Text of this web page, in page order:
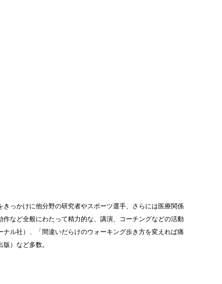
っかけに他分野の研究者やスポーツ選手、さらには医療関係
など全般にわたって精力的な、講演、コーチングなどの活動
ル社）、「間違いだらけのウォーキング歩き方を変えれば痛
）など多数。